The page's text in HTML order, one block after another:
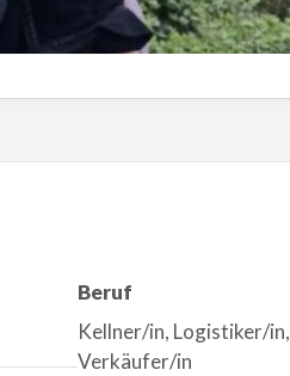
Beruf
Kellner/in, Logistiker/in,
Verkäufer/in